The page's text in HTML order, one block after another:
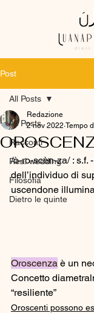
Post
All Posts
Racconti
Real wedding
Filosofia
Dietro le quinte
All Posts
Redazione
2 nov 2022 Tempo
/ò-ro-scèn-za/ : s.f.
dell’individuo di
uscendone
Oroscenza è un
Concetto
“resiliente”
Oroscenti possono